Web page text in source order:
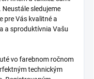
sledujeme
pre Vás kvalitné a
a sproduktívnia Vašu
vo farebnom ročnom
technickým